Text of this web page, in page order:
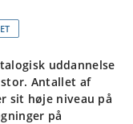
uddannelse
Antallet af
sit høje niveau på
på